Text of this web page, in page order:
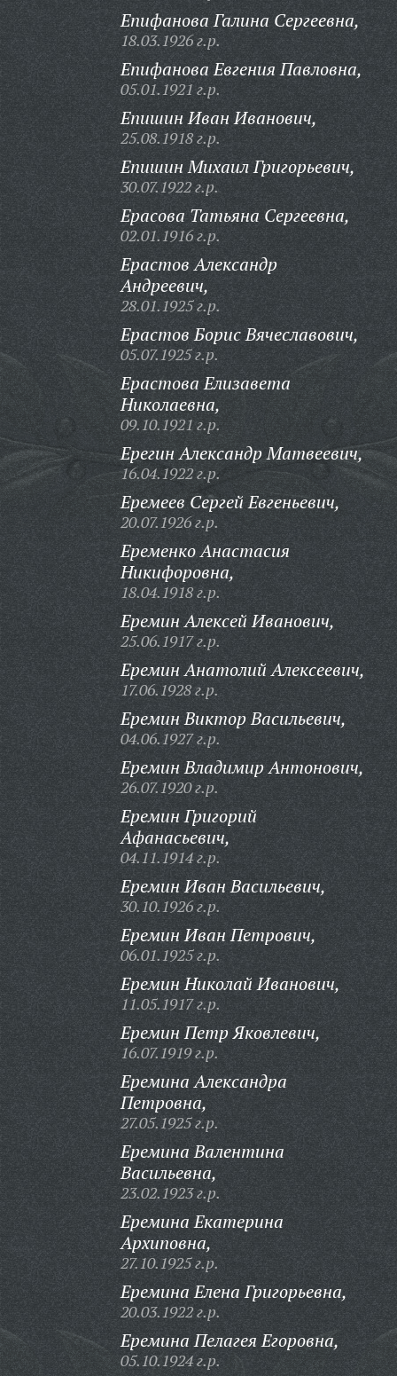
Епифанова Галина Сергеевна,
18.03.1926 г.р.
Епифанова Евгения Павловна,
05.01.1921 г.р.
Епишин Иван Иванович,
25.08.1918 г.р.
Епишин Михаил Григорьевич,
30.07.1922 г.р.
Ерасова Татьяна Сергеевна,
02.01.1916 г.р.
Ерастов Александр
Андреевич,
28.01.1925 г.р.
Ерастов Борис Вячеславович,
05.07.1925 г.р.
Ерастова Елизавета
Николаевна,
09.10.1921 г.р.
Ерегин Александр Матвеевич,
16.04.1922 г.р.
Еремеев Сергей Евгеньевич,
20.07.1926 г.р.
Еременко Анастасия
Никифоровна,
18.04.1918 г.р.
Еремин Алексей Иванович,
25.06.1917 г.р.
Еремин Анатолий Алексеевич,
17.06.1928 г.р.
Еремин Виктор Васильевич,
04.06.1927 г.р.
Еремин Владимир Антонович,
26.07.1920 г.р.
Еремин Григорий
Афанасьевич,
04.11.1914 г.р.
Еремин Иван Васильевич,
30.10.1926 г.р.
Еремин Иван Петрович,
06.01.1925 г.р.
Еремин Николай Иванович,
11.05.1917 г.р.
Еремин Петр Яковлевич,
16.07.1919 г.р.
Еремина Александра
Петровна,
27.05.1925 г.р.
Еремина Валентина
Васильевна,
23.02.1923 г.р.
Еремина Екатерина
Архиповна,
27.10.1925 г.р.
Еремина Елена Григорьевна,
20.03.1922 г.р.
Еремина Пелагея Егоровна,
05.10.1924 г.р.